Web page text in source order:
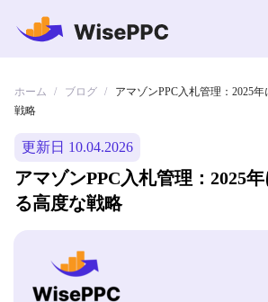
ホーム / ブログ /
アマゾンPPC入札管理：2025
戦略
更新日 10.04.2026
アマゾンPPC入札管理：2025
る高度な戦略